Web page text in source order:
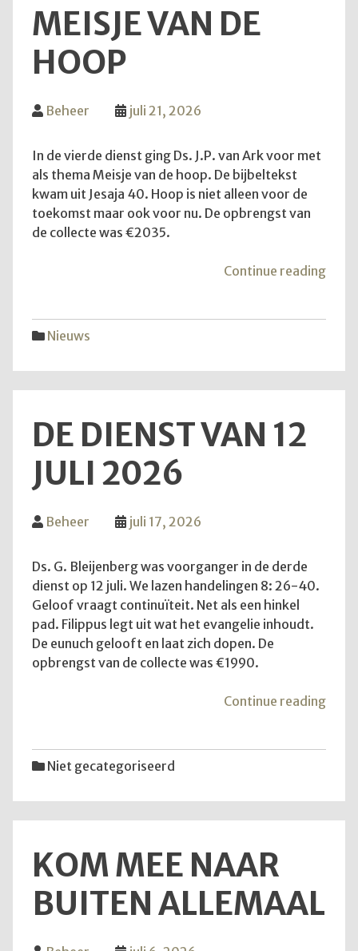
MEISJE VAN DE
HOOP
Beheer juli 21, 2026
In de vierde dienst ging Ds. J.P. van Ark voor met
als thema Meisje van de hoop. De bijbeltekst
kwam uit Jesaja 40. Hoop is niet alleen voor de
toekomst maar ook voor nu. De opbrengst van
de collecte was €2035.
Continue reading
Nieuws
DE DIENST VAN 12
JULI 2026
Beheer juli 17, 2026
Ds. G. Bleijenberg was voorganger in de derde
dienst op 12 juli. We lazen handelingen 8: 26-40.
Geloof vraagt continuïteit. Net als een hinkel
pad. Filippus legt uit wat het evangelie inhoudt.
De eunuch gelooft en laat zich dopen. De
opbrengst van de collecte was €1990.
Continue reading"De
Niet gecategoriseerd
KOM MEE NAAR
BUITEN ALLEMAAL